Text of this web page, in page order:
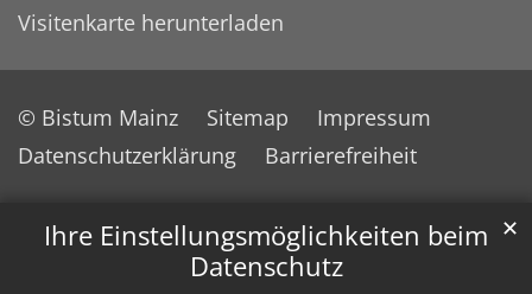
Ihre Einstellungsmöglichkeiten beim
Datenschutz
✕
Visitenkarte herunterladen
© Bistum Mainz Sitemap
Impressum
Datenschutzerklärung
Barrierefreiheit